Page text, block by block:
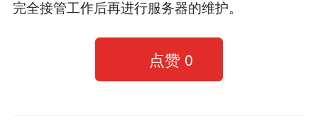
完全接管工作后再进行服务器的维护。
点赞 0